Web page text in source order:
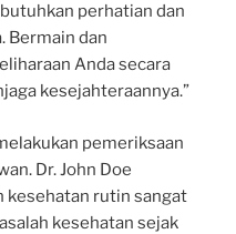
perhatian dan
Bermain dan
Anda secara
kesejahteraannya.”
pemeriksaan
Dr. John Doe
kesehatan rutin sangat
kesehatan sejak